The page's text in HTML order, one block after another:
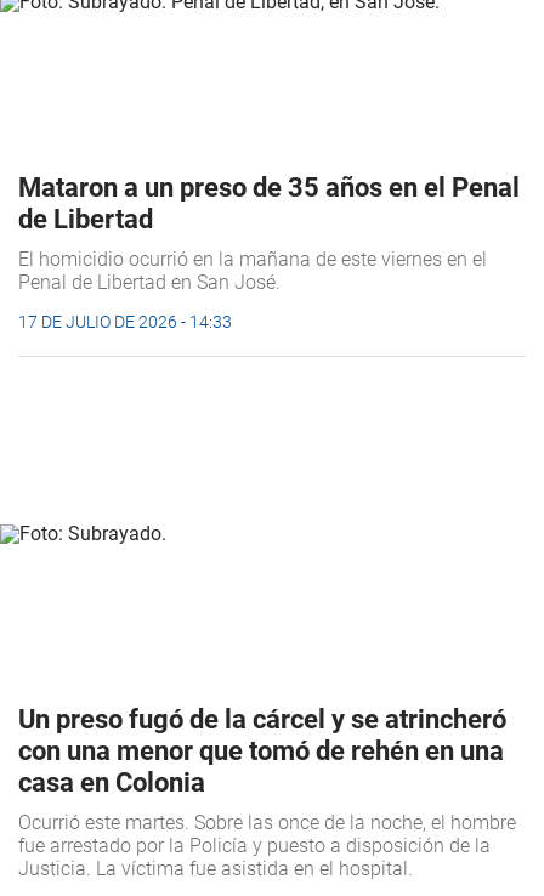
Mataron a un preso de 35 años en el Penal
de Libertad
El homicidio ocurrió en la mañana de este viernes en el
Penal de Libertad en San José.
17 DE JULIO DE 2026 - 14:33
Un preso fugó de la cárcel y se atrincheró
con una menor que tomó de rehén en una
casa en Colonia
Ocurrió este martes. Sobre las once de la noche, el hombre
fue arrestado por la Policía y puesto a disposición de la
Justicia. La víctima fue asistida en el hospital.